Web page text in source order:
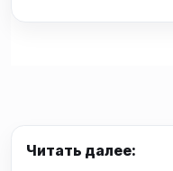
Читать далее: